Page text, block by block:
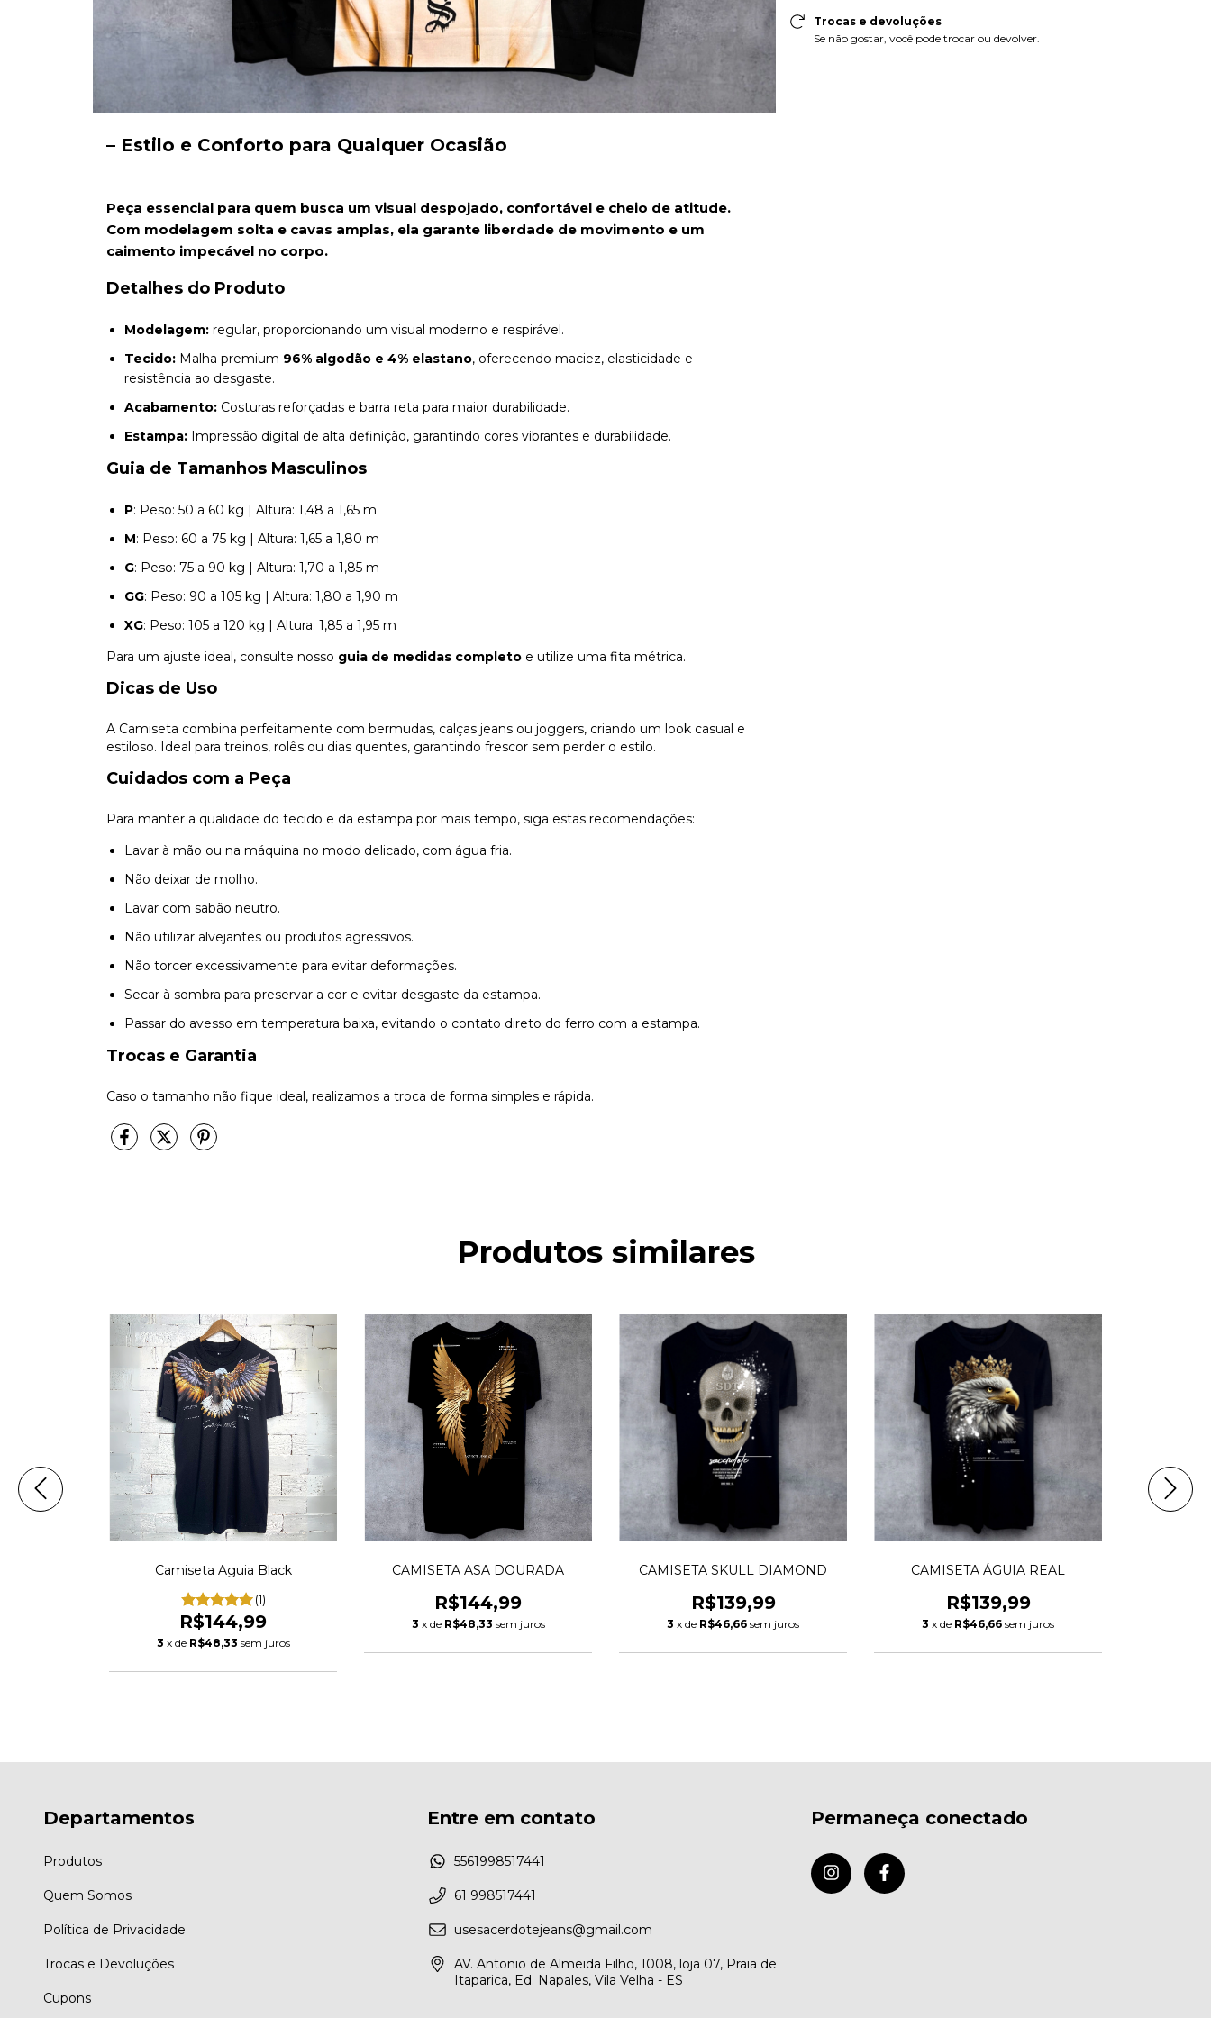
– Estilo e Conforto para Qualquer Ocasião
Peça essencial para quem busca um visual despojado, confortável e cheio de atitude.
Com modelagem solta e cavas amplas, ela garante liberdade de movimento e um
caimento impecável no corpo.
Detalhes do Produto
Modelagem: regular, proporcionando um visual moderno e respirável.
Tecido: Malha premium 96% algodão e 4% elastano, oferecendo maciez, elasticidade e
resistência ao desgaste.
Acabamento: Costuras reforçadas e barra reta para maior durabilidade.
Estampa: Impressão digital de alta definição, garantindo cores vibrantes e durabilidade.
Guia de Tamanhos Masculinos
P: Peso: 50 a 60 kg | Altura: 1,48 a 1,65 m
M: Peso: 60 a 75 kg | Altura: 1,65 a 1,80 m
G: Peso: 75 a 90 kg | Altura: 1,70 a 1,85 m
GG: Peso: 90 a 105 kg | Altura: 1,80 a 1,90 m
XG: Peso: 105 a 120 kg | Altura: 1,85 a 1,95 m
Para um ajuste ideal, consulte nosso guia de medidas completo e utilize uma fita métrica.
Dicas de Uso
A Camiseta combina perfeitamente com bermudas, calças jeans ou joggers, criando um look casual e
estiloso. Ideal para treinos, rolês ou dias quentes, garantindo frescor sem perder o estilo.
Cuidados com a Peça
Para manter a qualidade do tecido e da estampa por mais tempo, siga estas recomendações:
Lavar à mão ou na máquina no modo delicado, com água fria.
Não deixar de molho.
Lavar com sabão neutro.
Não utilizar alvejantes ou produtos agressivos.
Não torcer excessivamente para evitar deformações.
Secar à sombra para preservar a cor e evitar desgaste da estampa.
Passar do avesso em temperatura baixa, evitando o contato direto do ferro com a estampa.
Trocas e Garantia
Caso o tamanho não fique ideal, realizamos a troca de forma simples e rápida.
Trocas e devoluções
Se não gostar, você pode trocar ou devolver.
Produtos similares
Camiseta Aguia Black
(1)
R$144,99
3 x de R$48,33 sem juros
CAMISETA ASA DOURADA
R$144,99
3 x de R$48,33 sem juros
CAMISETA SKULL DIAMOND
R$139,99
3 x de R$46,66 sem juros
CAMISETA ÁGUIA REAL
R$139,99
3 x de R$46,66 sem juros
Departamentos
Produtos
Quem Somos
Política de Privacidade
Trocas e Devoluções
Cupons
Entre em contato
5561998517441
61 998517441
usesacerdotejeans@gmail.com
AV. Antonio de Almeida Filho, 1008, loja 07, Praia de
Itaparica, Ed. Napales, Vila Velha - ES
Permaneça conectado